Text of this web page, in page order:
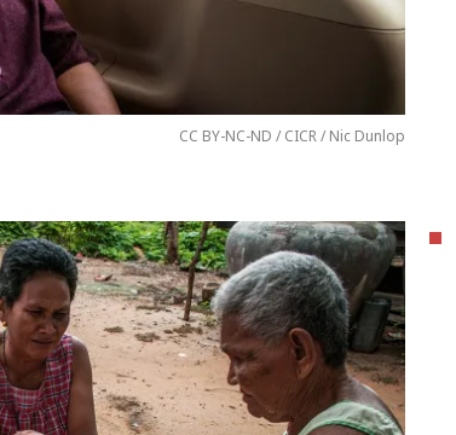
CC BY-NC-ND / CICR / Nic Dunlop